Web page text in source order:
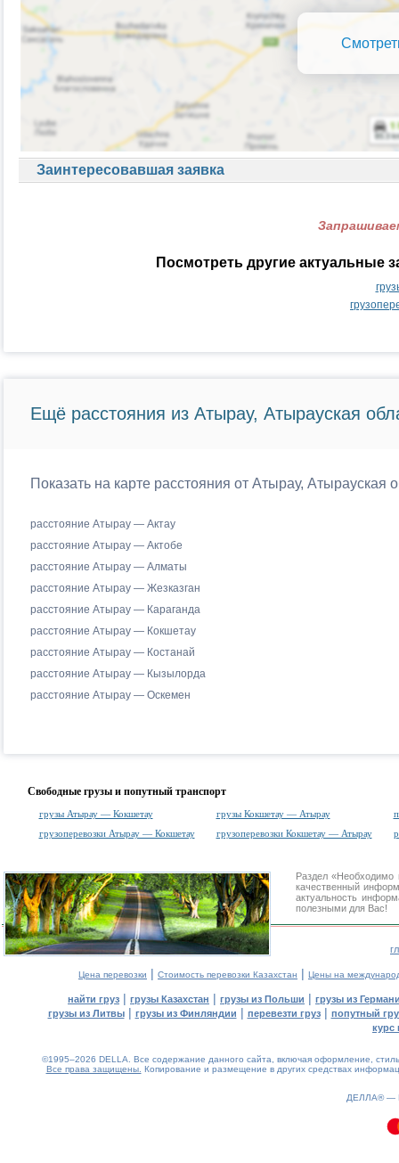
Заинтересовавшая заявка
Посмотреть другие актуальные
Ещё расстояния из Атырау, Атырауская
Показать на карте расстояния от Атырау, Атырауская
расстояние Атырау — Актау
расстояние Атырау — Актобе
расстояние Атырау — Алматы
расстояние Атырау — Жезказган
расстояние Атырау — Караганда
расстояние Атырау — Кокшетау
расстояние Атырау — Костанай
расстояние Атырау — Кызылорда
расстояние Атырау — Оскемен
Свободные грузы и попутный транспорт
грузы Атырау — Кокшетау грузы Кокшетау — Атырау
грузоперевозки Атырау — Кокшетау
грузоперевозки Кокшетау — Атырау
Раздел
качественный
актуальность
полезными для Вас!
Цена перевозки | Стоимость перевозки Казахстан | Цены на
найти груз | грузы Казахстан | грузы из Польши | грузы из
грузы из Литвы| грузы из Финляндии | перевезти груз| попутный
курс
©1995–2026 DELLA. Все содержание данного сайта, включая оформление,
Все права защищены. Копирование и размещение в других средствах
ДЕЛЛА® —